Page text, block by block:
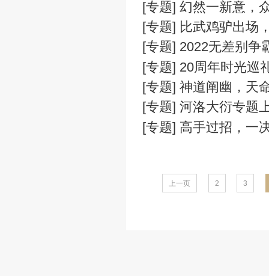
[专题] 新春长
[专题] 鸡驴戏
[专题] 天梯巅
[专题] 一起来
[专题] 盛世大
[专题] 情义二
[专题] 幻然一